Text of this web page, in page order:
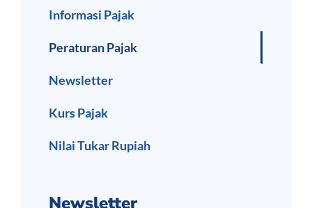
Informasi Pajak
Peraturan Pajak
Newsletter
Kurs Pajak
Nilai Tukar Rupiah
Newsletter